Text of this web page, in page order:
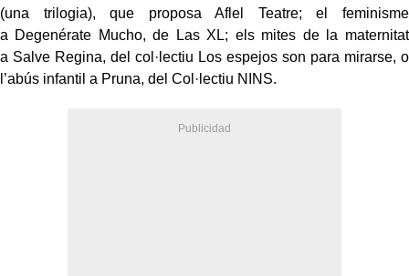
(una trilogia), que proposa Aflel Teatre; el feminisme
a Degenérate Mucho, de Las XL; els mites de la maternitat
a Salve Regina, del col·lectiu Los espejos son para mirarse, o
l’abús infantil a Pruna, del Col·lectiu NINS.